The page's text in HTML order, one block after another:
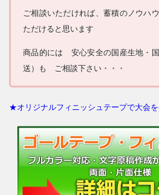
ご相談いただければ、蓄積のノウハ
ただけると思います
商品的には 安心安全の国産生地・
送）も ご相談下さい・・・
★オリジナルフィニッシュテープで大会を